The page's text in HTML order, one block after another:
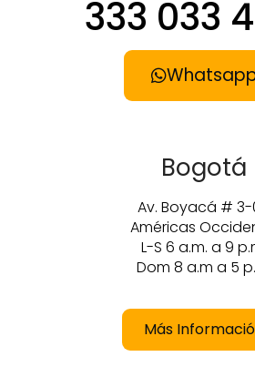
333 033
Bogotá
Av. Boyacá #
Américas
L-S 6 a.m. a 9
Dom 8 a.m a 5
Más